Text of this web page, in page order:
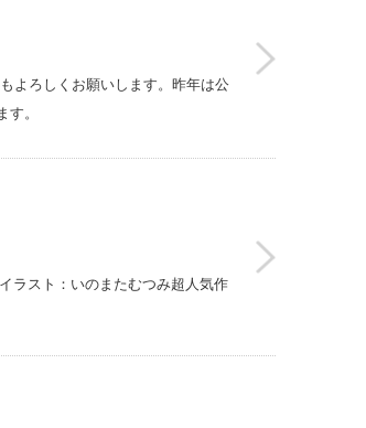
よろしくお願いします。昨年は公
。
ラスト：いのまたむつみ超人気作